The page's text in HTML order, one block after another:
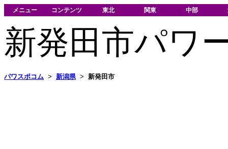
メニュー コンテンツ 東北 関東 中部
新発田市パワ
パワスポコム > 新潟県 > 新発田市